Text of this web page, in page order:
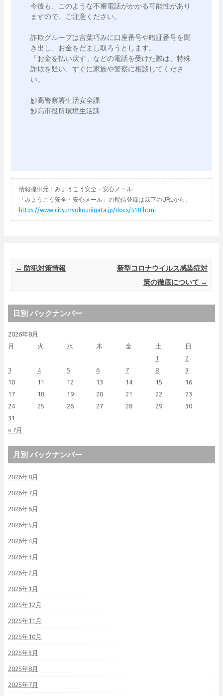
今後も、このような不審電話がかかる可能性があり
ますので、ご注意ください。
詐欺グループは言葉巧みに口座番号や暗証番号を聞
き出し、お金をだまし取ろうとします。
「お金を払い戻す」などの電話を受けた際は、特殊
詐欺を疑い、すぐに家族や警察に相談してくださ
い。
妙高警察署生活安全課
情報提供元：みょうこう安全・安心メール
「みょうこう安全・安心メール」の配信登録は以下のURLから。
https://www.city.myoko.niigata.jp/docs/518.html
Post navigation
← 防犯対策情報
新型コロナウイルス感染症対
策の徹底について →
日別 バックナンバー
2026年8月
月
火 水 木 金 土 日
« 7月
1
2
3
4 5 6 7 8
9
10
11 12 13 14 15
16
17
18 19 20 21 22
23
24
25 26 27 28 29
30
31
月別 バックナンバー
2026年8月
2026年7月
2026年6月
2026年5月
2026年4月
2026年3月
2026年2月
2026年1月
2025年12月
2025年11月
2025年10月
2025年9月
2025年8月
2025年7月